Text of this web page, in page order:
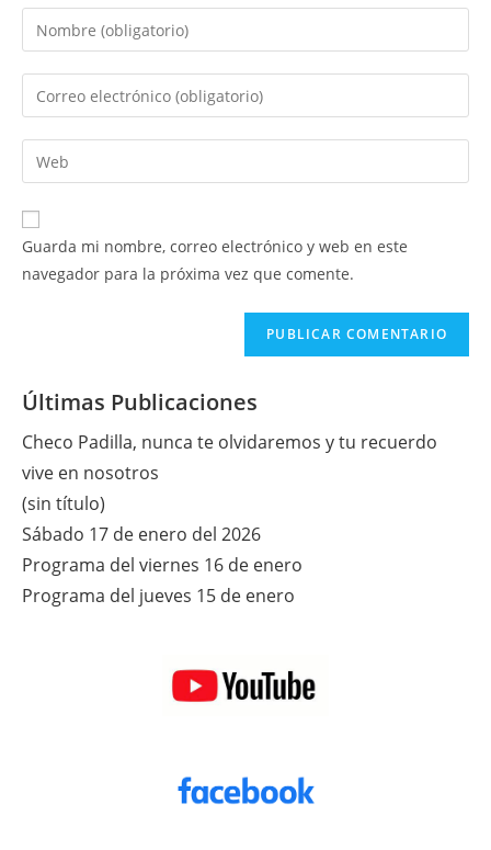
Introduce
tu
nombre
de
usuario
para
comentar
Introduce
tu
dirección
de
electrónico
para
comentar
Introduce
la
URL
de
Guarda mi nombre, correo electrónico y web en este
navegador para la próxima vez que comente.
Últimas Publicaciones
Checo Padilla, nunca te olvidaremos y tu recuerdo
vive en nosotros
(sin título)
Sábado 17 de enero del 2026
Programa del viernes 16 de enero
Programa del jueves 15 de enero